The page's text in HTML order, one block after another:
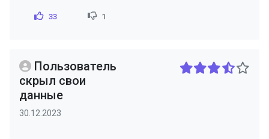
33 1
Пользователь
скрыл свои
данные
30.12.2023